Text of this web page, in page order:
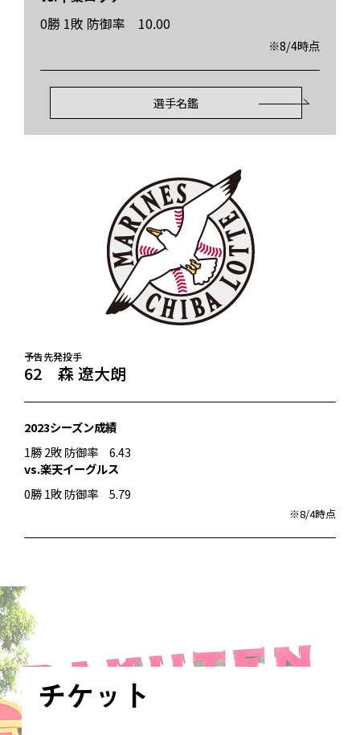
0勝 1敗 防御率 10.00
※8/4時点
選手名鑑
予告先発投手
62 森 遼大朗
2023シーズン成績
1勝 2敗 防御率 6.43
vs.楽天イーグルス
0勝 1敗 防御率 5.79
※8/4時点
チケット